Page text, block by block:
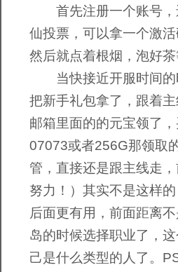
首先注册一个账号，
仙投票，可以拿一个激
然后就点着根烟，泡好茶
当快接近开服时间的
把新手礼包拿了，跟着
邮箱里面的的元宝领了
07073或者256G那领取
管，直接还是跟主线走
努力！）其实不是这样
后面更有用，前面距离
岛的时候选择职业了，
己是什么类型的人了。